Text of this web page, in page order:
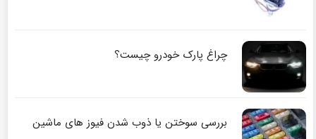
چراغ پارک خودرو چیست؟
بررسی سوختن یا ذوب شدن فیوز های ماشین